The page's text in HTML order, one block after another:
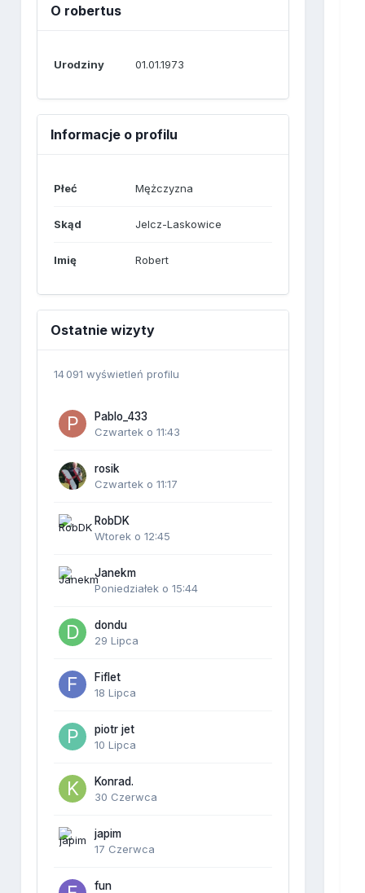
O robertus
Urodziny 01.01.1973
Informacje o profilu
Płeć Mężczyzna
Skąd Jelcz-Laskowice
Imię Robert
Ostatnie wizyty
14 091 wyświetleń profilu
Pablo_433
Czwartek o 11:43
rosik
Czwartek o 11:17
RobDK
Wtorek o 12:45
Janekm
Poniedziałek o 15:44
dondu
29 Lipca
Fiflet
18 Lipca
piotr jet
10 Lipca
Konrad.
30 Czerwca
japim
17 Czerwca
fun